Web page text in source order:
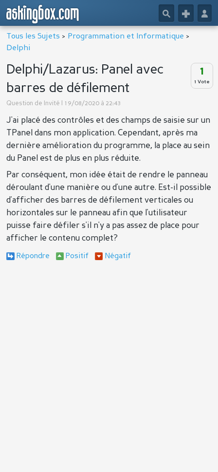
askingbox.com 👤
+
🔎
Tous les Sujets > Programmation et Informatique >
Delphi
1
1 Vote
Delphi/Lazarus: Panel avec
barres de défilement
Question de Invité | 19/08/2020 à 22:43
J'ai placé des contrôles et des champs de saisie sur un
TPanel dans mon application. Cependant, après ma
dernière amélioration du programme, la place au sein
du Panel est de plus en plus réduite.
Par conséquent, mon idée était de rendre le panneau
déroulant d'une manière ou d'une autre. Est-il possible
d'afficher des barres de défilement verticales ou
horizontales sur le panneau afin que l'utilisateur
puisse faire défiler s'il n'y a pas assez de place pour
afficher le contenu complet?